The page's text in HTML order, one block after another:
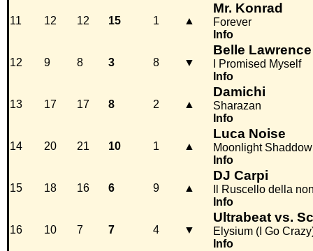
11 12 12 15 1 ▲
Mr. Konrad
Forever
Info
12 9 8 3 8 ▼
Belle Lawrence
I Promised Myself
Info
13 17 17 8 2 ▲
Damichi
Sharazan
Info
14 20 21 10 1 ▲
Luca Noise
Moonlight Shaddow
Info
15 18 16 6 9 ▲
DJ Carpi
Il Ruscello della
Info
16 10 7 7 4 ▼
Ultrabeat vs.
Elysium (I Go
Info